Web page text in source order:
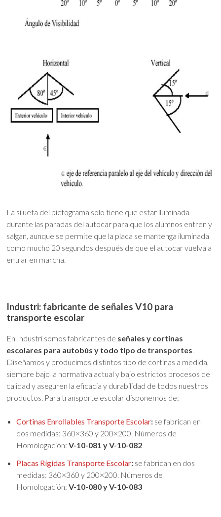
La silueta del pictograma solo tiene que estar iluminada
durante las paradas del autocar para que los alumnos entren y
salgan, aunque se permite que la placa se mantenga iluminada
como mucho 20 segundos después de que el autocar vuelva a
entrar en marcha.
Industri: fabricante de señales V10 para
transporte escolar
En Industri somos fabricantes de señales y cortinas
escolares para autobús y todo tipo de transportes.
Diseñamos y producimos distintos tipo de cortinas a medida,
siempre bajo la normativa actual y bajo estrictos procesos de
calidad y aseguren la eficacia y durabilidad de todos nuestros
productos. Para transporte escolar disponemos de:
Cortinas Enrollables Transporte Escolar: se fabrican en
dos medidas: 360×360 y 200×200. Números de
Homologación:V-10-081 y V-10-082
Placas Rígidas Transporte Escolar: se fabrican en dos
medidas: 360×360 y 200×200. Números de
Homologación:V-10-080 y V-10-083